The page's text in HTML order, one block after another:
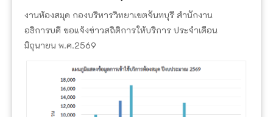
งานห้องสมุด กองบริหารวิทยาเขตจันทบุรี สำนักงาน
อธิการบดี ขอแจ้งข่าวสถิติการให้บริการ ประจำเดือน
มิถุนายน พ.ศ.2569